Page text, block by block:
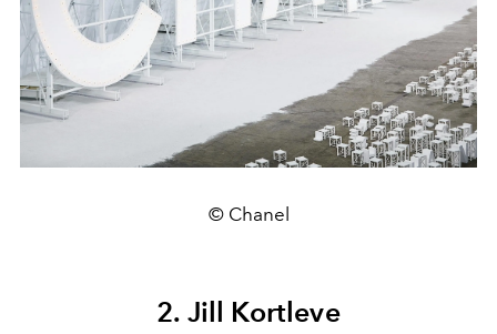
© Chanel
2. Jill Kortleve